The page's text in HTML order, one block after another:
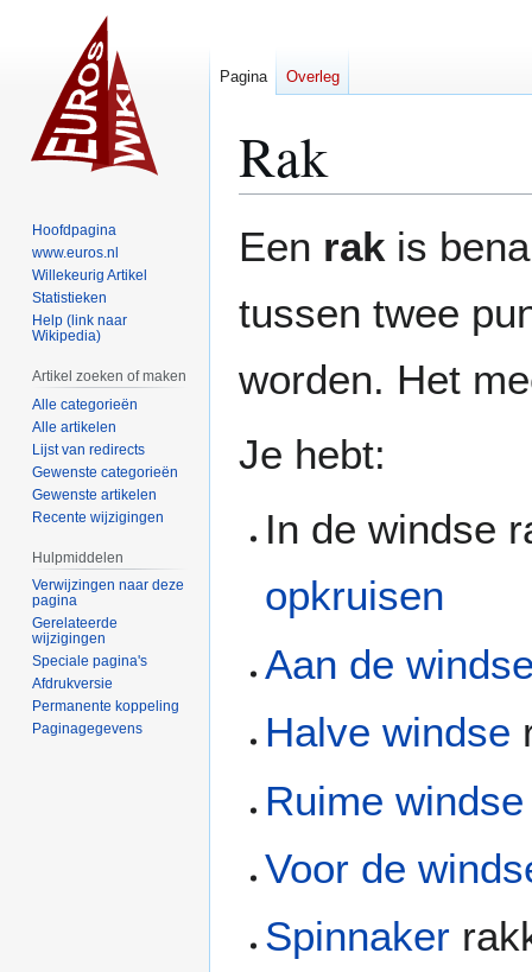
Rak
navigatie
zoeken
Een rak is
tussen twee
worden. Het
Je hebt:
In de windse
opkruisen
Aan de
Halve windse
Ruime windse
Voor de
Spinnaker
Pagina Overleg
Hoofdpagina
www.euros.nl
Willekeurig Artikel
Statistieken
Help (link naar
Wikipedia)
Artikel zoeken of maken
Alle categorieën
Alle artikelen
Lijst van redirects
Gewenste categorieën
Gewenste artikelen
Recente wijzigingen
Hulpmiddelen
Verwijzingen naar deze
pagina
Gerelateerde
wijzigingen
Speciale pagina's
Afdrukversie
Permanente koppeling
Paginagegevens